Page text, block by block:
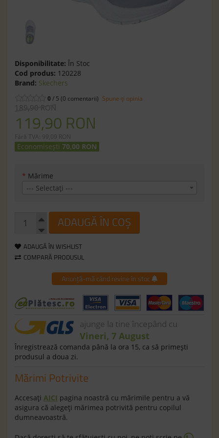
Disponibilitate: În Stoc
Cod produs: 120228
Brand: Skechers
0/ 5 (0 comentarii) Spune-ţi opinia
189,90 RON
119,90 RON
Fără TVA: 99,09 RON
Economisești 70,00 RON
* Mărime
--- Selectaţi ---
ADAUGĂ ÎN COȘ
ADAUGĂ ÎN WISHLIST
COMPARĂ PRODUSUL
Anunță-mă când revine în stoc
ajunge la tine începând cu
Vineri, 7 August
Înregistrează comanda până la ora 15, ca să primeşti
produsul a doua zi.
Mărimi Potrivite
Accesaţi AICI pagina noastră cu mărimile pentru a vă
asigura că alegeţi mărimea potrivită pentru copilul
dumneavoastră.